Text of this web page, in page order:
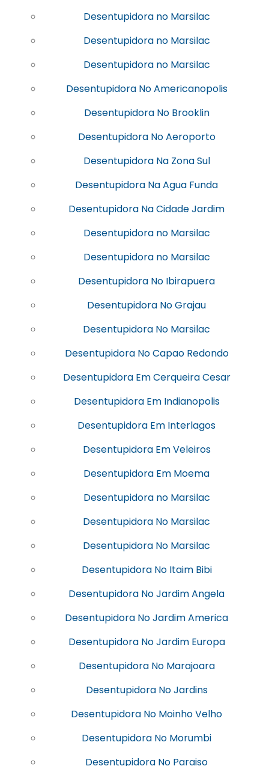
Desentupidora no Marsilac
Desentupidora no Marsilac
Desentupidora no Marsilac
Desentupidora No Americanopolis
Desentupidora No Brooklin
Desentupidora No Aeroporto
Desentupidora Na Zona Sul
Desentupidora Na Agua Funda
Desentupidora Na Cidade Jardim
Desentupidora no Marsilac
Desentupidora no Marsilac
Desentupidora No Ibirapuera
Desentupidora No Grajau
Desentupidora No Marsilac
Desentupidora No Capao Redondo
Desentupidora Em Cerqueira Cesar
Desentupidora Em Indianopolis
Desentupidora Em Interlagos
Desentupidora Em Veleiros
Desentupidora Em Moema
Desentupidora no Marsilac
Desentupidora No Marsilac
Desentupidora No Marsilac
Desentupidora No Itaim Bibi
Desentupidora No Jardim Angela
Desentupidora No Jardim America
Desentupidora No Jardim Europa
Desentupidora No Marajoara
Desentupidora No Jardins
Desentupidora No Moinho Velho
Desentupidora No Morumbi
Desentupidora No Paraiso